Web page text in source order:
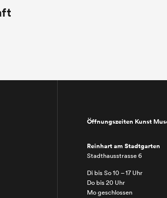
Öffnungszeiten Kunst
Reinhart am Stadtgarten
Stadthausstrasse 6
Di bis So 10 – 17 Uhr
Do bis 20 Uhr
Mo geschlossen